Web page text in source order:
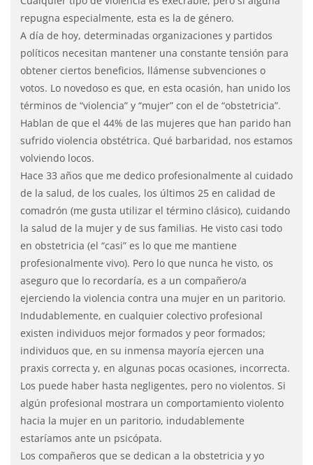
repugna especialmente, esta es la de género.
A día de hoy, determinadas organizaciones y partidos
políticos necesitan mantener una constante tensión para
obtener ciertos beneficios, llámense subvenciones o
votos. Lo novedoso es que, en esta ocasión, han unido los
términos de “violencia” y “mujer” con el de “obstetricia”.
Hablan de que el 44% de las mujeres que han parido han
sufrido violencia obstétrica. Qué barbaridad, nos estamos
volviendo locos.
Hace 33 años que me dedico profesionalmente al cuidado
de la salud, de los cuales, los últimos 25 en calidad de
comadrón (me gusta utilizar el término clásico), cuidando
la salud de la mujer y de sus familias. He visto casi todo
en obstetricia (el “casi” es lo que me mantiene
profesionalmente vivo). Pero lo que nunca he visto, os
aseguro que lo recordaría, es a un compañero/a
ejerciendo la violencia contra una mujer en un paritorio.
Indudablemente, en cualquier colectivo profesional
existen individuos mejor formados y peor formados;
individuos que, en su inmensa mayoría ejercen una
praxis correcta y, en algunas pocas ocasiones, incorrecta.
Los puede haber hasta negligentes, pero no violentos. Si
algún profesional mostrara un comportamiento violento
hacia la mujer en un paritorio, indudablemente
estaríamos ante un psicópata.
Los compañeros que se dedican a la obstetricia y yo